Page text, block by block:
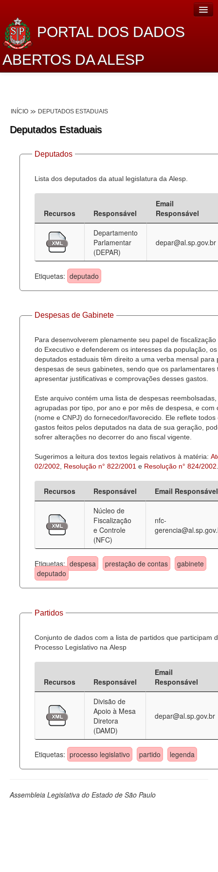
PORTAL DOS DADOS
ABERTOS DA ALESP
Lei de Acesso à Informação
Dados Governamentais Abertos
Planejamento
Catálogo de dados
Processo Legislativo
Deputados Estaduais
Administração
Legislação
Agenda
Perguntas frequentes
INÍCIO DEPUTADOS ESTADUAIS
Deputados Estaduais
Deputados
Lista dos deputados da atual legislatura da Alesp.
Recursos Responsável
Email
Responsável
Departamento
Parlamentar
(DEPAR)
depar@al.sp.gov.br
Etiquetas: deputado
Despesas de Gabinete
Para desenvolverem plenamente seu papel de fiscalização
do Executivo e defenderem os interesses da população, os
deputados estaduais têm direito a uma verba mensal para
despesas de seus gabinetes, sendo que os parlamentares
apresentar justificativas e comprovações desses gastos.
Este arquivo contém uma lista de despesas reembolsadas,
agrupadas por tipo, por ano e por mês de despesa, e com
(nome e CNPJ) do fornecedor/favorecido. Ele reflete todos
gastos feitos pelos deputados na data de sua geração,
sofrer alterações no decorrer do ano fiscal vigente.
Sugerimos a leitura dos textos legais relativos à matéria:
02/2002
Resolução n° 822/2001 e Resolução n° 824/2002
Recursos Responsável
Email Responsável
Núcleo de
Fiscalização
e Controle
(NFC)
nfc-
Etiquetas: despesa prestação de contas
gabinete
deputado
Partidos
Conjunto de dados com a lista de partidos que participam
Processo Legislativo na Alesp
Recursos Responsável
Email
Responsável
Divisão de
Apoio à Mesa
Diretora
(DAMD)
depar@al.sp.gov.br
Etiquetas: processo legislativo partido legenda
Assembleia Legislativa do Estado de São Paulo